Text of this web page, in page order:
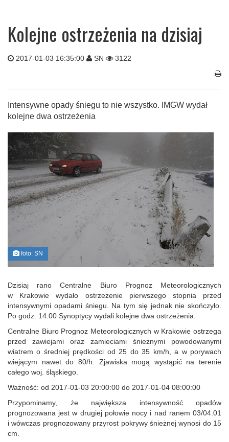
Kolejne ostrzeżenia na dzisiaj
2017-01-03 16:35:00 SN 3122
Intensywne opady śniegu to nie wszystko. IMGW wydał
kolejne dwa ostrzeżenia
foto: SN
Dzisiaj rano Centralne Biuro Prognoz Meteorologicznych
w Krakowie wydało ostrzeżenie pierwszego stopnia przed
intensywnymi opadami śniegu. Na tym się jednak nie skończyło.
Po godz. 14:00 Synoptycy wydali kolejne dwa ostrzeżenia.
Centralne Biuro Prognoz Meteorologicznych w Krakowie ostrzega
przed zawiejami oraz zamieciami śnieżnymi powodowanymi
wiatrem o średniej prędkości od 25 do 35 km/h, a w porywach
wiejącym nawet do 80/h. Zjawiska mogą wystąpić na terenie
całego woj. śląskiego.
Ważność: od 2017-01-03 20:00:00 do 2017-01-04 08:00:00
Przypominamy, że największa intensywność opadów
prognozowana jest w drugiej połowie nocy i nad ranem 03/04.01
i wówczas prognozowany przyrost pokrywy śnieżnej wynosi do 15
cm.